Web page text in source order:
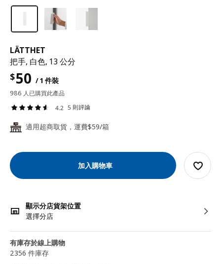
LÄTTHET
把手, 白色, 13 公分
$50 / 1 件裝
986 人已購買此產品
4.2 5 則評論
24 適用超商取貨，運費$59/箱
加入購物車
顯示分店貨架位置
選擇分店
有庫存於線上購物
2356 件庫存